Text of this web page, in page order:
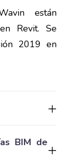
están
Revit. Se
2019 en
BIM de